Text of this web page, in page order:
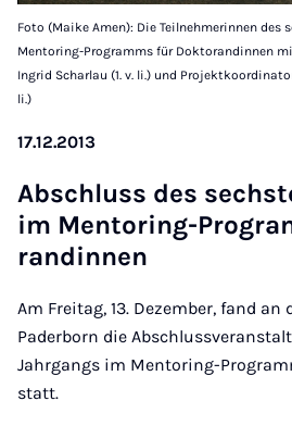
Foto (Maike Amen): Die Teilnehmerinnen des
Mentoring-Programms für Doktorandinnen
Ingrid Scharlau (1. v. li.) und
li.)
17.12.2013
Ab­schluss des
im Men­to­ring-
ran­din­nen
Am Freitag, 13. Dezember, fand
Paderborn die
Jahrgangs im Mentoring-
statt.